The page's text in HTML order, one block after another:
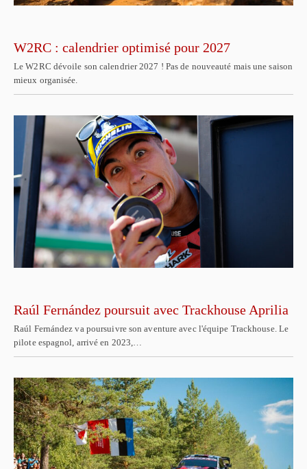
W2RC : calendrier optimisé pour 2027
Le W2RC dévoile son calendrier 2027 ! Pas de nouveauté mais une saison
mieux organisée.
Raúl Fernández poursuit avec Trackhouse Aprilia
Raúl Fernández va poursuivre son aventure avec l'équipe Trackhouse. Le
pilote espagnol, arrivé en 2023,…